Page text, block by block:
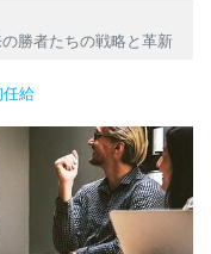
勝者たちの戦略と革新
任給